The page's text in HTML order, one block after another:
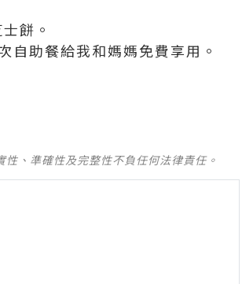
餅。
助餐給我和媽媽免費享用。
、準確性及完整性不負任何法律責任。